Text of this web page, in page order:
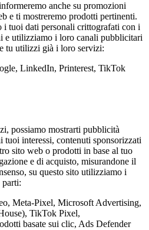
anche su promozioni
e ti mostreremo prodotti pertinenti.
tuoi dati personali crittografati con i
e utilizziamo i loro canali pubblicitari
tu utilizzi già i loro servizi:
LinkedIn, Printerest, TikTok
possiamo mostrarti pubblicità
tuoi interessi, contenuti sponsorizzati
sito web o prodotti in base al tuo
e di acquisto, misurandone il
su questo sito utilizziamo i
parti:
Meta-Pixel, Microsoft Advertising,
TikTok Pixel,
basate sui clic, Ads Defender